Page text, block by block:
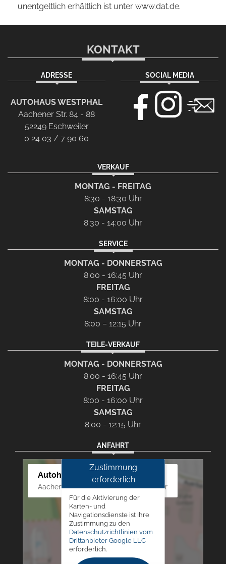
unentgeltlich erhältlich ist unter www.dat.de.
KONTAKT
ADRESSE
AUTOHAUS WESTPHAL
Aachener Str. 84 - 88
52249 Eschweiler
0 24 03 / 7 90 60
SOCIAL MEDIA
VERKAUF
MONTAG - FREITAG
8:30 - 18:30 Uhr
SAMSTAG
8:30 - 14:00 Uhr
SERVICE
MONTAG - DONNERSTAG
8:00 - 16:45 Uhr
FREITAG
8:00 - 16:00 Uhr
SAMSTAG
8:00 – 12:15 Uhr
TEILE-VERKAUF
MONTAG - DONNERSTAG
8:00 - 16:45 Uhr
FREITAG
8:00 - 16:00 Uhr
SAMSTAG
8:00 - 12:15 Uhr
ANFAHRT
Autohaus Westphal
Aachener Str. 84 - 88, 52249 Eschweiler
Zustimmung
erforderlich
Für die Aktivierung der
Karten- und
Navigationsdienste ist Ihre
Zustimmung zu den
Datenschutzrichtlinien vom
Drittanbieter Google LLC
erforderlich.